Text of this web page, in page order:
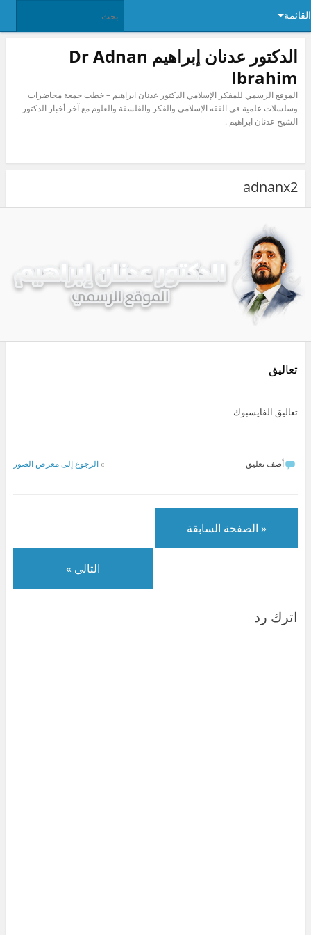
الدكتور عدنان إبراهيم Dr Adnan
Ibrahim
الموقع الرسمي للمفكر الإسلامي الدكتور عدنان ابراهيم – خطب جمعة محاضرات
وسلسلات علمية في الفقه الإسلامي والفكر والفلسفة والعلوم مع آخر أخبار الدكتور
الشيخ عدنان ابراهيم .
adnanx2
تعاليق
تعاليق الفايسبوك
الرجوع إلى معرض الصور أضف تعليق
« الصفحة السابقة
التالي »
اترك رد